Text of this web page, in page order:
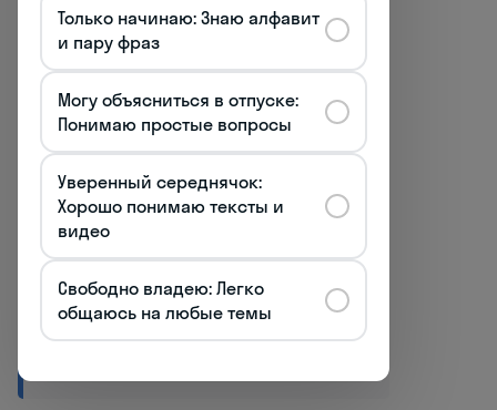
Гортанное "r"
приближается к мягкому
нёбу, создавая вибрацию
Твёрдый приступ
(Glottisschlag)
Лёгкое напряжение
голосовых связок перед
гласными в начале слова или
слога
Только начинаю: Знаю алфавит
и пару фраз
Могу объясниться в отпуске:
Понимаю простые вопросы
Уверенный середнячок:
Хорошо понимаю тексты и
видео
Свободно владею: Легко
общаюсь на любые темы